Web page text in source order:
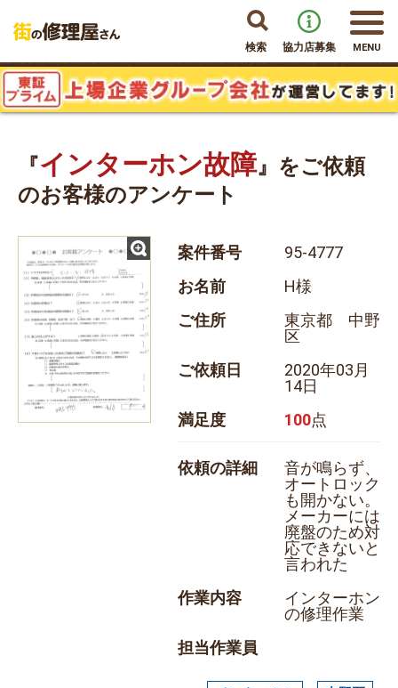
検索 協力店募集 MENU
『インターホン故障』をご依頼
のお客様のアンケート
案件番号
95-4777
お名前
H様
ご住所
東京都 中野
区
ご依頼日
2020年03月
14日
満足度
100点
依頼の詳細
音が鳴らず、
オートロック
も開かない。
メーカーには
廃盤のため対
応できないと
言われた
作業内容
インターホン
の修理作業
担当作業員